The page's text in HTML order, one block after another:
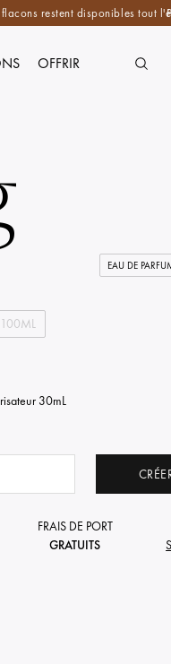
restent disponibles tout
OFFRIR
EAU DE
100ML
30mL
FRAIS DE PORT
GRATUITS